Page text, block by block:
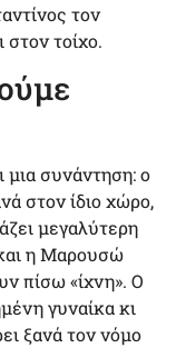
τον
στον τοίχο.
μια συνάντηση: ο
στον ίδιο χώρο,
μεγαλύτερη
η Μαρουσώ
πίσω «ίχνη». Ο
γυναίκα κι
ξανά τον νόμο